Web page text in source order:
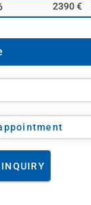
2390 €